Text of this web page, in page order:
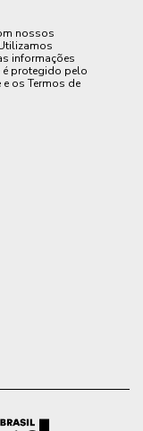
nossos
informações
é protegido pelo
e os Termos de